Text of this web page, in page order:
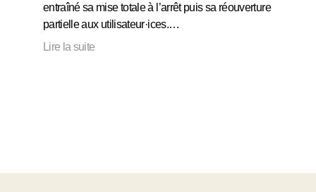
entraîné sa mise totale à l’arrêt puis sa réouverture
partielle aux utilisateur·ices.…
Lire la suite